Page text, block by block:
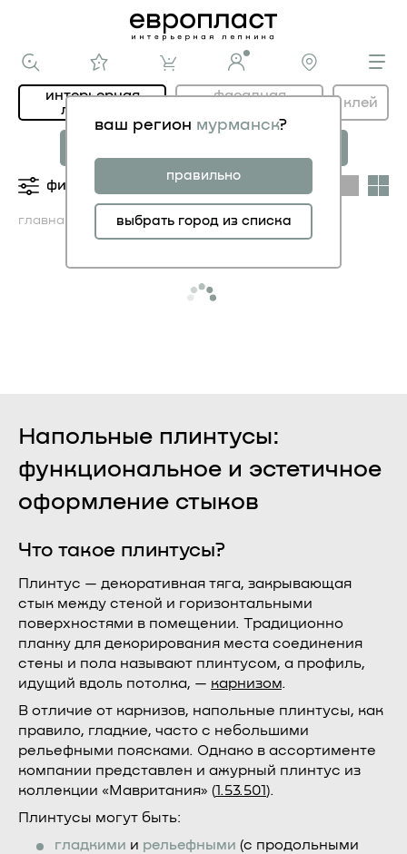
ваш регион мурманск?
правильно
выбрать город из списка
главная каталог ИНТЕРЬЕР плинтусы
интерьерная
лепнина
фасадная
клей
МОДЕРНИСТИК
НОВОЕ АР-ДЕКО
фильтры категории
Напольные плинтусы:
функциональное и эстетичное
оформление стыков
Что такое плинтусы?
Плинтус — декоративная тяга, закрывающая
стык между стеной и горизонтальными
поверхностями в помещении. Традиционно
планку для декорирования места соединения
стены и пола называют плинтусом, а профиль,
идущий вдоль потолка, — карнизом.
В отличие от карнизов, напольные плинтусы, как
правило, гладкие, часто с небольшими
рельефными поясками. Однако в ассортименте
компании представлен и ажурный плинтус из
коллекции «Мавритания» (1.53.501).
Плинтусы могут быть:
гладкими и рельефными (с продольными